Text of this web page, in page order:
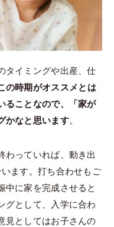
タイミングや出産、仕
の時期がオススメとは
ることなので、「家が
かなと思います。
わっていれば、動き出
ます。打ち合わせもご
中に家を完成させると
グとして、入学に合わ
見としてはお子さんの